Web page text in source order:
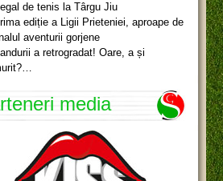
de tenis la Târgu Jiu
ediție a Ligii Prieteniei, aproape de
aventurii gorjene
a retrogradat! Oare, a și
media